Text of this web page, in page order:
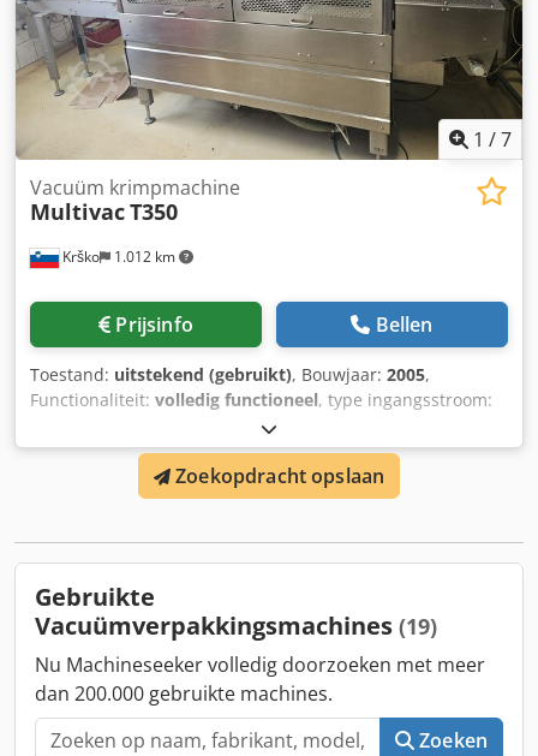
1 /7
Krško 1.012 km
Vacuüm krimpmachine
MultivacT350
Prijsinfo Bellen
Toestand: uitstekend (gebruikt), Bouwjaar: 2005,
Functionaliteit: volledig functioneel, type ingangsstroom:
, Uitstekende staat, weinig gebruikt. We spreken
Engels, Duits en ex Yu talen. Contact ook mogelijk via
WatsApp Dcjdpfx Aovcnuvshtsk
Zoekopdracht opslaan
Gebruikte
Vacuümverpakkingsmachines (19)
Nu Machineseeker volledig doorzoeken met meer
dan 200.000 gebruikte machines.
Zoeken